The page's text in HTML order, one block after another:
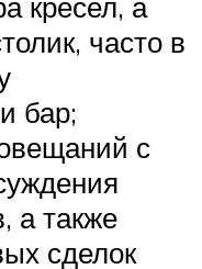
кресел, а
часто в
бар;
с
а также
сделок